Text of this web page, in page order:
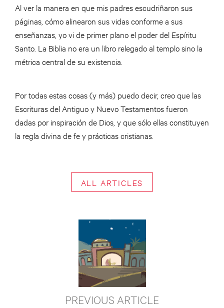
Al ver la manera en que mis padres escudriñaron sus
páginas, cómo alinearon sus vidas conforme a sus
enseñanzas, yo vi de primer plano el poder del Espíritu
Santo. La Biblia no era un libro relegado al templo sino la
métrica central de su existencia.
Por todas estas cosas (y más) puedo decir, creo que las
Escrituras del Antiguo y Nuevo Testamentos fueron
dadas por inspiración de Dios, y que sólo ellas constituyen
la regla divina de fe y prácticas cristianas.
ALL ARTICLES
PREVIOUS ARTICLE